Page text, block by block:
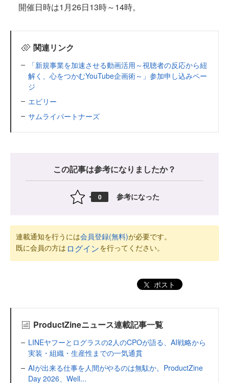
開催日時は1月26日13時～14時。
関連リンク
「新規事業を加速させる動画活用～視聴者の反応から紐
解く、心をつかむYouTube企画術～」参加申し込みペー
ジ
エビリー
サムライパートナーズ
この記事は参考になりましたか？
0 参考になった
連載通知を行うには会員登録(無料)が必要です。
既に会員の方は ログインを行ってください。
ポスト
ProductZineニュース連載記事一覧
LINEヤフーとログラスの2人のCPOが語る、AI戦略から
実装・組織・生産性までの一気通貫
AIが出来る仕事を人間がやるのは無駄か。ProductZine
Day 2026、Well...